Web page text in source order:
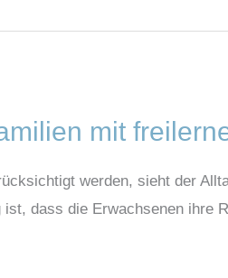
mit
werden, sieht der
dass die Erwachsenen ihre